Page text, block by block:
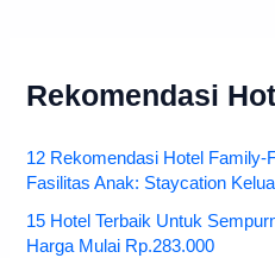
Rekomendasi
12 Rekomendasi Hotel Family-
Fasilitas Anak: Staycation
15 Hotel Terbaik Untuk
Harga Mulai Rp.283.000